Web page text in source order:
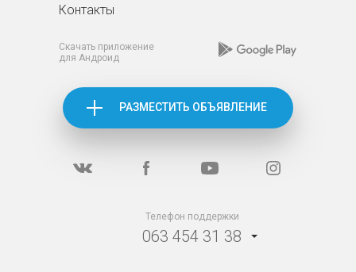
Контакты
Скачать приложение
для Андроид
РАЗМЕСТИТЬ ОБЪЯВЛЕНИЕ
Телефон поддержки
063 454 31 38